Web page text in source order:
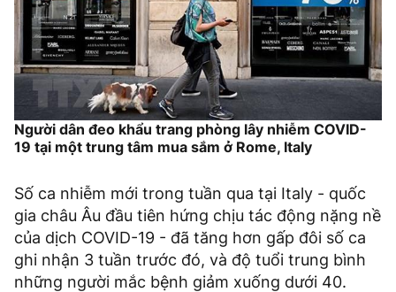
Người dân đeo khẩu trang phòng lây nhiễm COVID-
19 tại một trung tâm mua sắm ở Rome, Italy
Số ca nhiễm mới trong tuần qua tại Italy - quốc
gia châu Âu đầu tiên hứng chịu tác động nặng nề
của dịch COVID-19 - đã tăng hơn gấp đôi số ca
ghi nhận 3 tuần trước đó, và độ tuổi trung bình
những người mắc bệnh giảm xuống dưới 40.